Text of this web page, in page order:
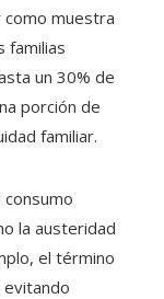
muestra
familias
un 30% de
porción de
familiar.
consumo
la austeridad
el término
evitando